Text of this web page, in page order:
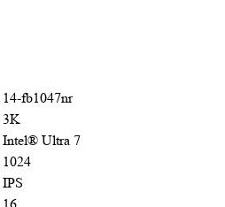
14-fb1047nr
3K
Intel® Ultra 7
1024
IPS